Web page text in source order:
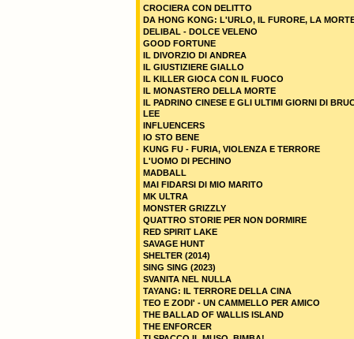
CROCIERA CON DELITTO
DA HONG KONG: L'URLO, IL FURORE, LA
DELIBAL - DOLCE VELENO
GOOD FORTUNE
IL DIVORZIO DI ANDREA
IL GIUSTIZIERE GIALLO
IL KILLER GIOCA CON IL FUOCO
IL MONASTERO DELLA MORTE
IL PADRINO CINESE E GLI ULTIMI GIORNI DI
LEE
INFLUENCERS
IO STO BENE
KUNG FU - FURIA, VIOLENZA E TERRORE
L'UOMO DI PECHINO
MADBALL
MAI FIDARSI DI MIO MARITO
MK ULTRA
MONSTER GRIZZLY
QUATTRO STORIE PER NON DORMIRE
RED SPIRIT LAKE
SAVAGE HUNT
SHELTER (2014)
SING SING (2023)
SVANITA NEL NULLA
TAYANG: IL TERRORE DELLA CINA
TEO E ZODI' - UN CAMMELLO PER AMICO
THE BALLAD OF WALLIS ISLAND
THE ENFORCER